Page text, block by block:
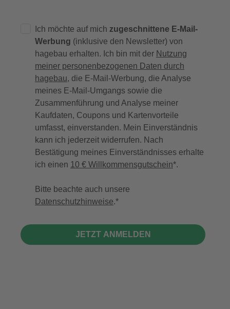
Ich möchte auf mich zugeschnittene E-Mail-
Werbung (inklusive den Newsletter) von
hagebau erhalten. Ich bin mit der Nutzung
meiner personenbezogenen Daten durch
hagebau, die E-Mail-Werbung, die Analyse
meines E-Mail-Umgangs sowie die
Zusammenführung und Analyse meiner
Kaufdaten, Coupons und Kartenvorteile
umfasst, einverstanden. Mein Einverständnis
kann ich jederzeit widerrufen. Nach
Bestätigung meines Einverständnisses erhalte
ich einen 10 € Willkommensgutschein*.
Bitte beachte auch unsere
Datenschutzhinweise.
JETZT ANMELDEN